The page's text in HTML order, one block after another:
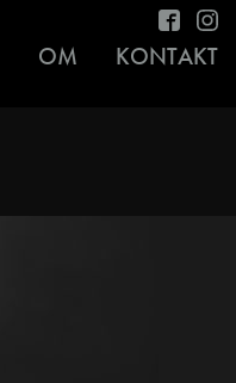
OM KONTAKT